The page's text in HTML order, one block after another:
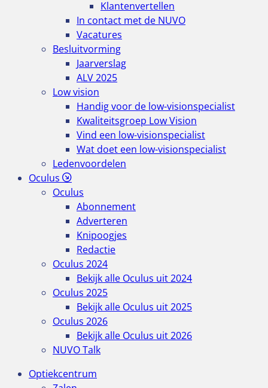
Klantenvertellen
In contact met de NUVO
Vacatures
Besluitvorming
Jaarverslag
ALV 2025
Low vision
Handig voor de low-visionspecialist
Kwaliteitsgroep Low Vision
Vind een low-visionspecialist
Wat doet een low-visionspecialist
Ledenvoordelen
Oculus
Oculus
Abonnement
Adverteren
Knipoogjes
Redactie
Oculus 2024
Bekijk alle Oculus uit 2024
Oculus 2025
Bekijk alle Oculus uit 2025
Oculus 2026
Bekijk alle Oculus uit 2026
NUVO Talk
Optiekcentrum